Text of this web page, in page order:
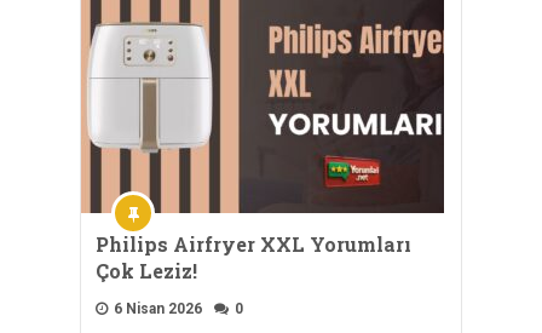
Philips Airfryer XXL Yorumları
Çok Leziz!
6 Nisan 2026 0